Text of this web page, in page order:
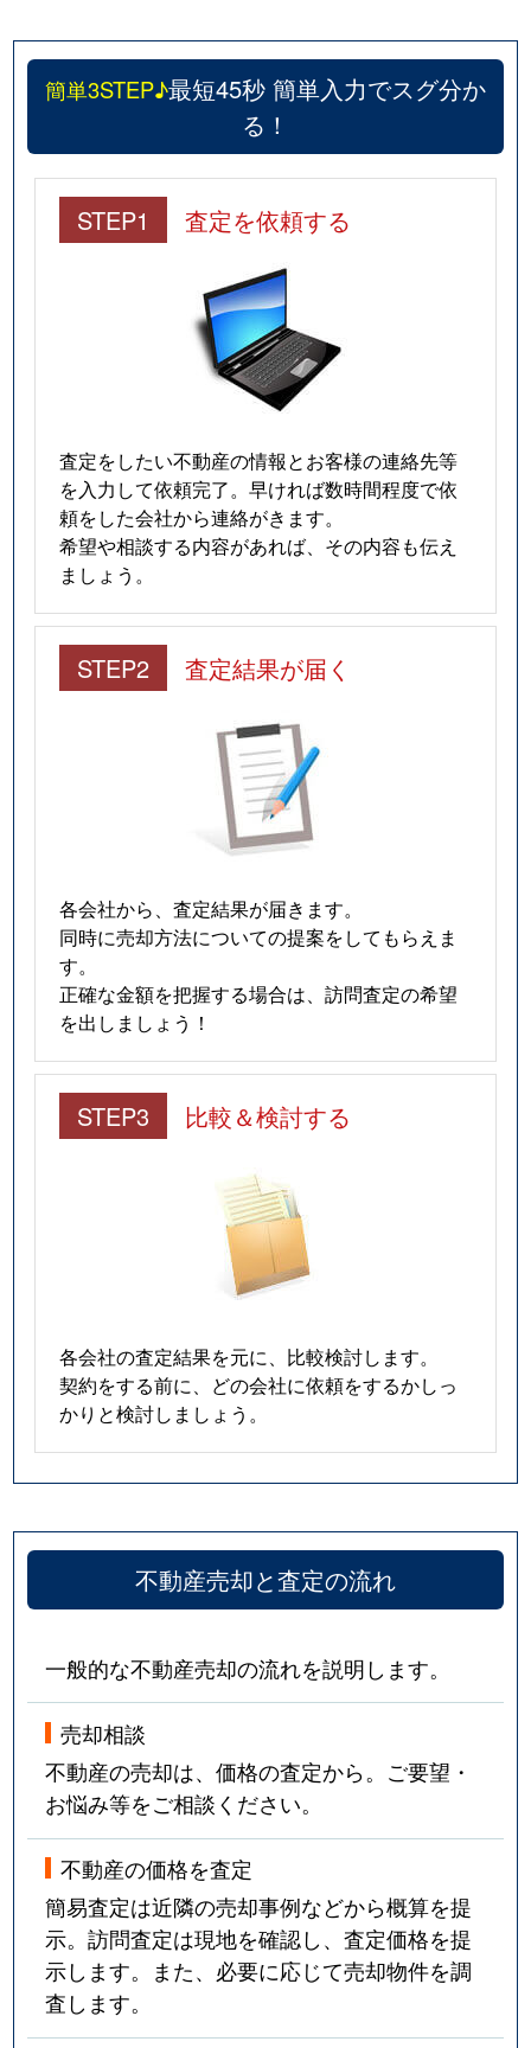
簡単3STEP♪最短45秒 簡単入力でスグ分か
る！
STEP1 査定を依頼する
査定をしたい不動産の情報とお客様の連絡先等
を入力して依頼完了。早ければ数時間程度で依
頼をした会社から連絡がきます。
希望や相談する内容があれば、その内容も伝え
ましょう。
STEP2 査定結果が届く
各会社から、査定結果が届きます。
同時に売却方法についての提案をしてもらえま
す。
正確な金額を把握する場合は、訪問査定の希望
を出しましょう！
STEP3 比較＆検討する
各会社の査定結果を元に、比較検討します。
契約をする前に、どの会社に依頼をするかしっ
かりと検討しましょう。
不動産売却と査定の流れ
一般的な不動産売却の流れを説明します。
売却相談
不動産の売却は、価格の査定から。ご要望・
お悩み等をご相談ください。
不動産の価格を査定
簡易査定は近隣の売却事例などから概算を提
示。訪問査定は現地を確認し、査定価格を提
示します。また、必要に応じて売却物件を調
査します。